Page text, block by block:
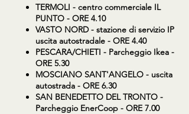
TERMOLI - centro commerciale IL
PUNTO - ORE 4.10
VASTO NORD - stazione di servizio IP
uscita autostradale - ORE 4.40
PESCARA/CHIETI - Parcheggio Ikea -
ORE 5.30
MOSCIANO SANT'ANGELO - uscita
autostrada - ORE 6.30
SAN BENEDETTO DEL TRONTO -
Parcheggio EnerCoop - ORE 7.00